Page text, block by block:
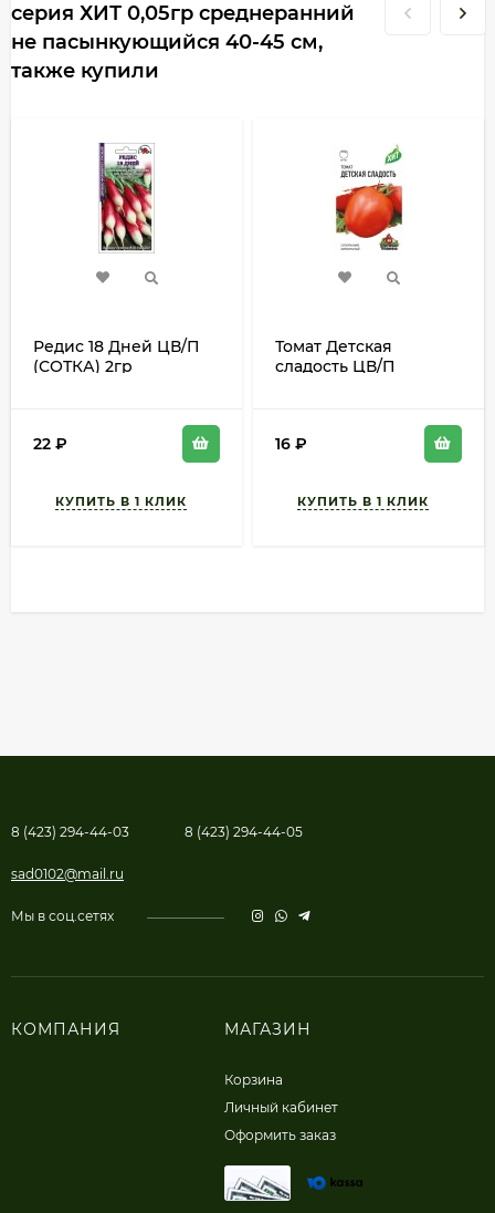
серия ХИТ 0,05гр среднеранний
не пасынкующийся 40-45 см,
также купили
Редис 18 Дней ЦВ/П
(СОТКА) 2гр
22 ₽
Томат Детская
сладость ЦВ/П
не пасынкующийся
50-60см
16 ₽
8 (423) 294-44-03 8 (423) 294-44-05
sad0102@mail.ru
Мы в соц.сетях
КОМПАНИЯ МАГАЗИН
Корзина
Личный кабинет
Оформить заказ